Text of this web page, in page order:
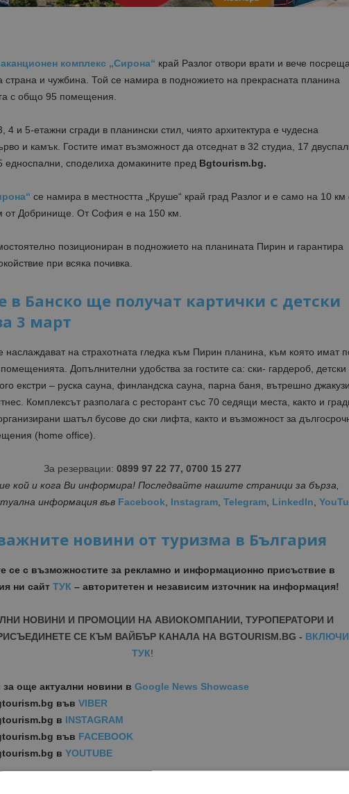
комплекс „Сирона“ край Разлог отвори врати и вече посреща
страна и чужбина. Той се намира в подножието на прекрасната планина
с общо 95 помещения.
4 и 5-етажни сгради в планински стил, чиято архитектура е чудесна
и камък. Гостите имат възможност да отседнат в 32 студиа, 17
едноспални, споделиха домакините пред Bgtourism.bg.
се намира в местността „Круше“ край град Разлог и е само на 10 км
от Добринище. От София е на 150 км.
позициониран в подножието на планината Пирин и гарантира
при всяка почивка.
в Банско ще получат картички с детски
3 март
наслаждават на страхотната гледка към Пирин планина, към която имат
Допълнителни удобства за гостите са: ски- гардероб, детски
екстри – руска сауна, финландска сауна, парна баня, вътрешно джакузи
Комплексът разполага с ресторант със 70 седящи места, както и
шатъл бусове до ски лифта, както и възможност за
(home office).
За резервации: 0899 97 22 77, 0700 15 277
кой и кога Ви информира! Последвайте нашите страници за бърза,
информация във Facebook Instagram Telegram LinkedIn
новини от туризма в България
се с възможностите за рекламно и информационно присъствие в
ни сайт ТУК – авторитетен и независим източник на информация!
НОВИНИ И ПРОМОЦИИ НА АВИОКОМПАНИИ, ТУРОПЕРАТОРИ И
СЕ КЪМ ВАЙБЪР КАНАЛА НА BGTOURISM.BG -
ТУК!
още актуални новини в Google News Showcase
във VIBER
в INSTAGRAM
във FACEBOOK
в YOUTUBE